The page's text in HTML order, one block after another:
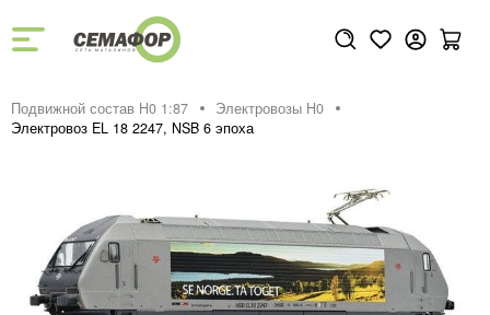
Подвижной состав H0 1:87
Электровозы H0
Электровоз EL 18 2247, NSB 6 эпоха